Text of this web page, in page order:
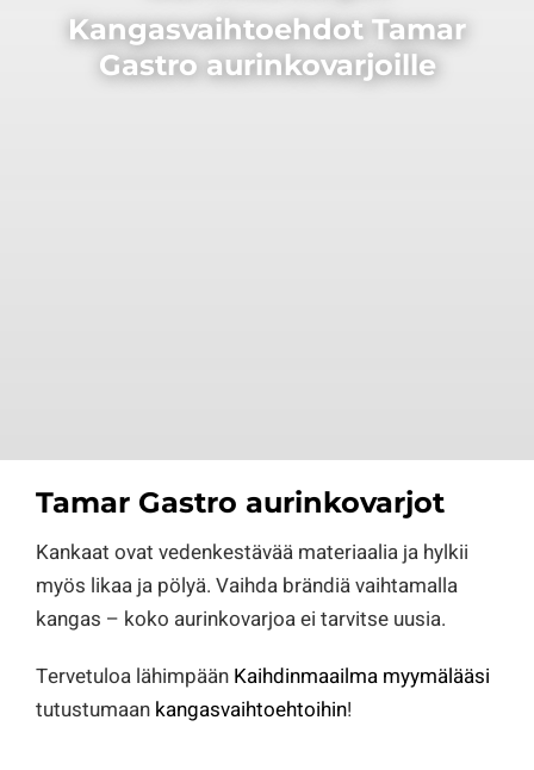
Kangasvaihtoehdot Tamar
Gastro aurinkovarjoille
Tamar Gastro aurinkovarjot
Kankaat ovat vedenkestävää materiaalia ja hylkii
myös likaa ja pölyä. Vaihda brändiä vaihtamalla
kangas – koko aurinkovarjoa ei tarvitse uusia.
Tervetuloa lähimpään Kaihdinmaailma myymälääsi
tutustumaan kangasvaihtoehtoihin!